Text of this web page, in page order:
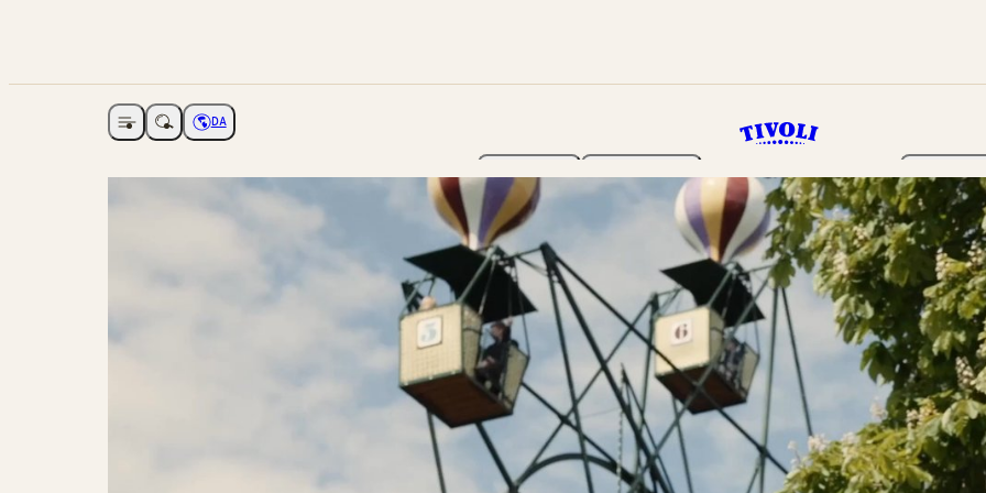
Åbne navigationVælg sprog
DA
Haven Program Billetter